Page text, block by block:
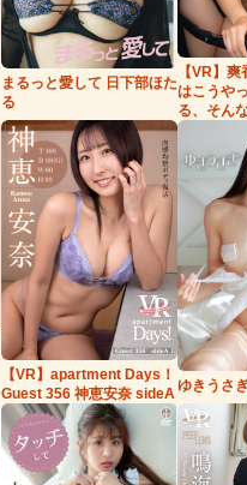
まるっと愛して 日下部ほた
る
【VR】
はこうや
る、そん
【VR】apartment Days！
Guest 356 神恵安奈 sideA
ゆきうさ